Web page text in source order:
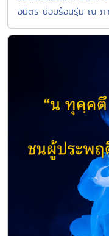
อมิตร ย่อมร้อนรุ่ม ณ ภ